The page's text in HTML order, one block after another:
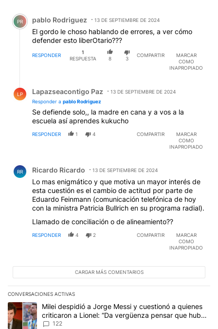
Comentario de pablo Rodriguez.
PR pablo Rodriguez 13 DE SEPTIEMBRE DE 2024
El gordo le choso hablando de errores, a ver cómo
defender esto liberOtario???
RESPONDER
1
RESPUESTA
8 3
COMPARTIR
MARCAR
COMO
INAPROPIADO
LP Lapazseacontigo Paz
13 DE SEPTIEMBRE DE 2024
Responder a pablo Rodriguez
Se defiende solo,, la madre en cana y a vos a la
escuela así aprendes kukucho
RESPONDER 1 4 COMPARTIR
MARCAR
COMO
INAPROPIADO
RR Ricardo Ricardo 13 DE SEPTIEMBRE DE 2024
Lo mas enigmático y que motiva un mayor interés de
esta cuestión es el cambio de actitud por parte de
Eduardo Feinmann (comunicación telefónica de hoy
con la ministra Patricia Bullrich en su programa radial).
Llamado de conciliación o de alineamiento??
RESPONDER 4 2 COMPARTIR
MARCAR
COMO
INAPROPIADO
CARGAR MÁS COMENTARIOS
CONVERSACIONES ACTIVAS
Este listado muestra los artículos con más comentarios en los
Un artículo de tendencia con el título "Milei despidió a Jorge
Milei despidió a Jorge Messi y cuestionó a quienes
criticaron a Lionel: “Da vergüenza pensar que hubo
anti-Messi”
122